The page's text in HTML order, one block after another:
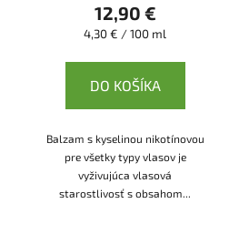
12,90 €
Jednotková
4,30 € / 100 ml
DO KOŠÍKA
Balzam s kyselinou nikotínovou
pre všetky typy vlasov je
vyživujúca vlasová
starostlivosť s obsahom...